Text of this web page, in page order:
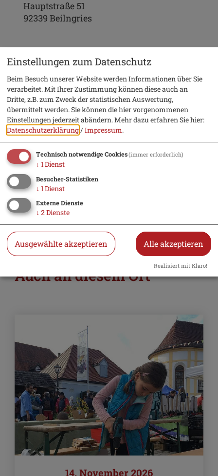
Hauptstraße 51
92339 Beilngries
Veranstalter
Nachbarschaftshilfe der Stadt
Beilngries
Herr Rolf Drießen
Mittelmühlweg 20
92339 Beilngries
08461 7058936
0172 9158928
Auch an diesem Ort
14. November 2026
Einstellungen zum Datenschutz
Beim Besuch unserer Website werden Informationen über Sie
verarbeitet. Mit Ihrer Zustimmung können diese auch an
Dritte, z.B. zum Zweck der statistischen Auswertung,
übermittelt werden. Sie können die hier vorgenommenen
Einstellungen jederzeit abändern.Mehr dazu erfahren Sie hier:
Datenschutzerklärung/Impressum.
Technisch notwendige Cookies(immer erforderlich)
↓ 1 Dienst
Besucher-Statistiken
↓ 1 Dienst
Externe Dienste
↓ 2Dienste
Ausgewählte akzeptieren Alle akzeptieren
Realisiert mit Klaro!